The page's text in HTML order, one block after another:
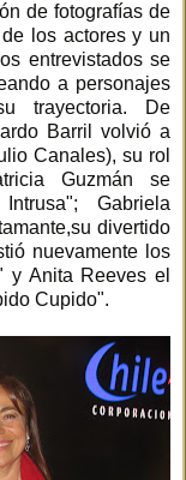
de fotografías de
los actores y un
entrevistados se
a personajes
trayectoria. De
Barril volvió a
Canales), su rol
Guzmán se
Gabriela
divertido
nuevamente los
y Anita Reeves el
Cupido".